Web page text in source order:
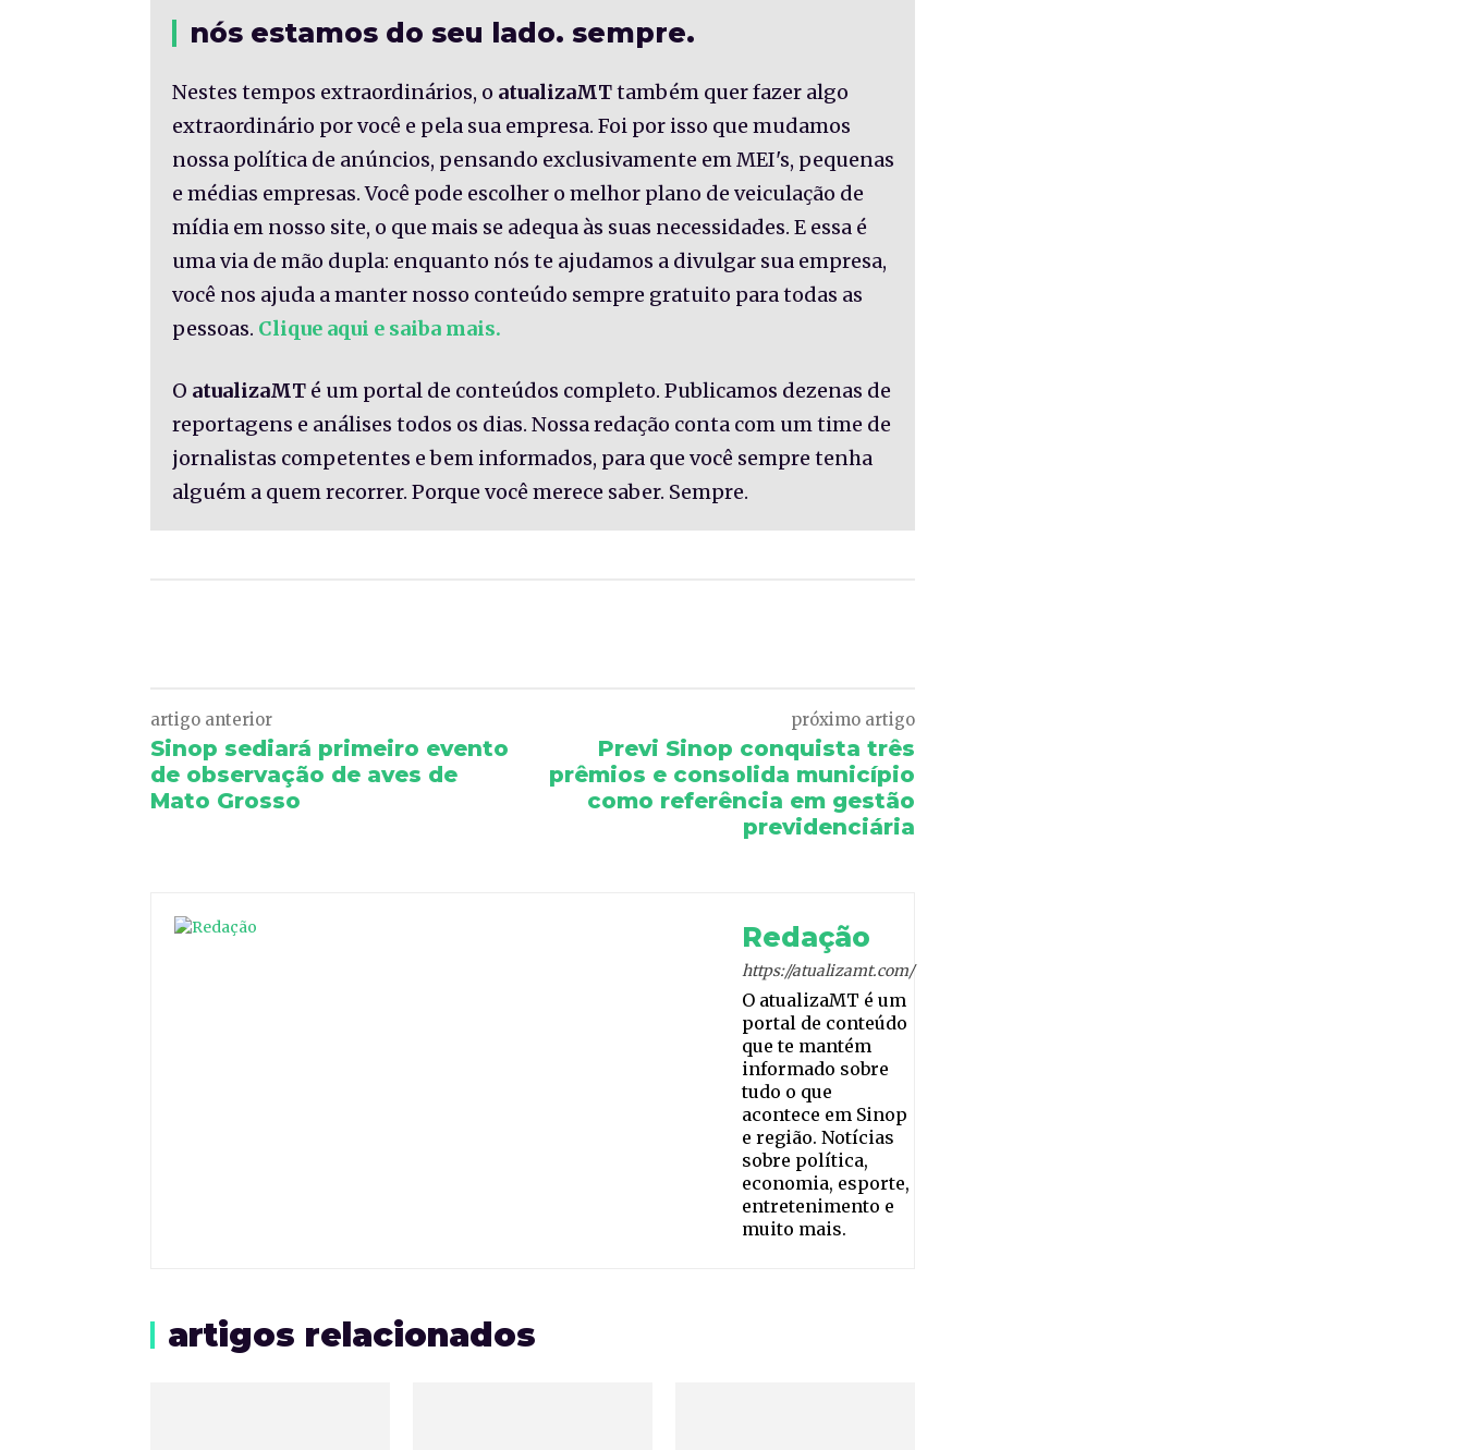
nós estamos do seu lado. sempre.
Nestes tempos extraordinários, o atualizaMTtambém quer fazer algo
extraordinário por você e pela sua empresa. Foi por isso que mudamos
nossa política de anúncios, pensando exclusivamente em MEI's, pequenas
e médias empresas. Você pode escolher o melhor plano de veiculação de
mídia em nosso site, o que mais se adequa às suas necessidades. E essa é
uma via de mão dupla: enquanto nós te ajudamos a divulgar sua empresa,
você nos ajuda a manter nosso conteúdo sempre gratuito para todas as
pessoas. Clique aqui e saiba mais.
O atualizaMT é um portal de conteúdos completo. Publicamos dezenas de
reportagens e análises todos os dias. Nossa redação conta com um time de
jornalistas competentes e bem informados, para que você sempre tenha
alguém a quem recorrer. Porque você merece saber. Sempre.
artigo anterior
Sinop sediará primeiro evento
de observação de aves de
Mato Grosso
próximo artigo
Previ Sinop conquista três
prêmios e consolida município
como referência em gestão
previdenciária
Redação
https://atualizamt.com/
O atualizaMT é um
portal de conteúdo
que te mantém
informado sobre
tudo o que
acontece em Sinop
e região. Notícias
sobre política,
economia, esporte,
entretenimento e
muito mais.
artigos relacionados